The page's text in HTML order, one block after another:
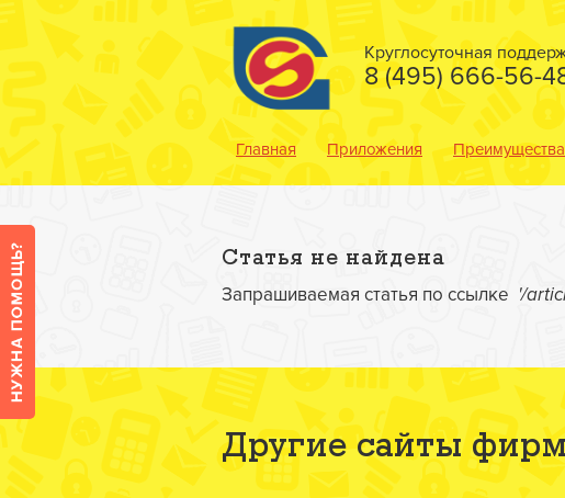
Круглосуточная
8 (495) 666-56-
Главная Приложения Преимущества
Статья не найдена
Запрашиваемая статья по ссылке '/
Другие сайты